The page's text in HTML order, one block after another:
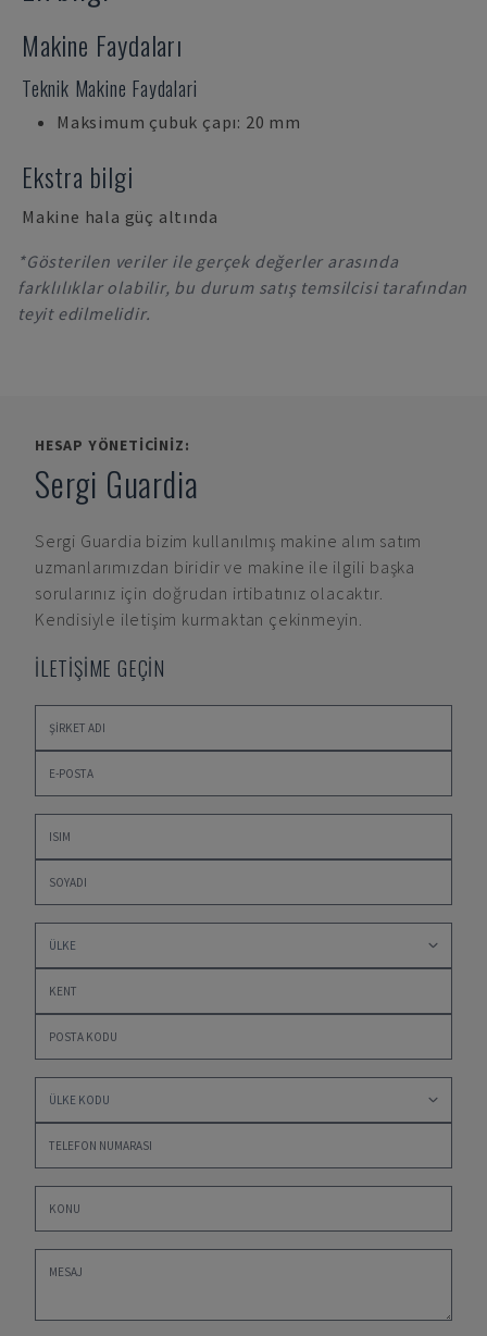
Makine Faydaları
Teknik Makine Faydalari
Maksimum çubuk çapı: 20 mm
Ekstra bilgi
Makine hala güç altında
*Gösterilen veriler ile gerçek değerler arasında
farklılıklar olabilir, bu durum satış temsilcisi tarafından
teyit edilmelidir.
HESAP YÖNETICINIZ:
Sergi Guardia
Sergi Guardia bizim kullanılmış makine alım satım
uzmanlarımızdan biridir ve makine ile ilgili başka
sorularınız için doğrudan irtibatınız olacaktır.
Kendisiyle iletişim kurmaktan çekinmeyin.
İLETİŞİME GEÇİN